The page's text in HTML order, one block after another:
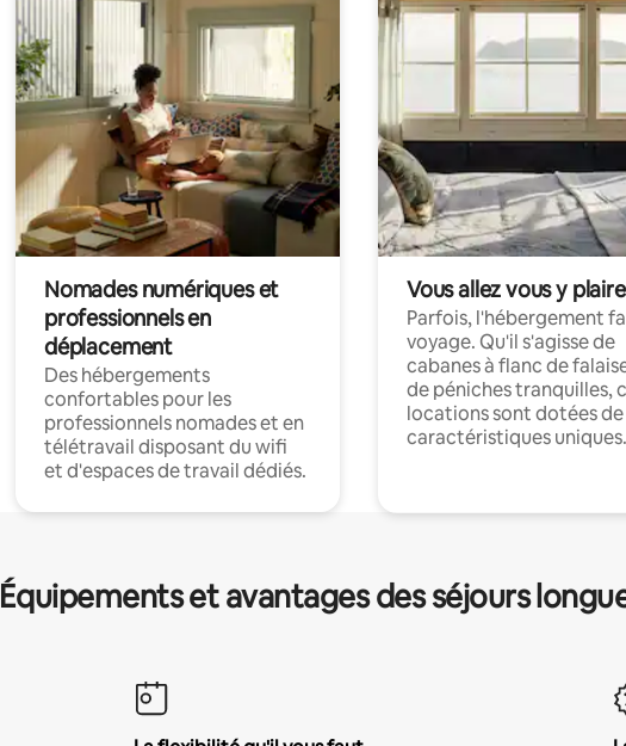
Nomades numériques et
professionnels en
déplacement
Des hébergements
confortables pour les
professionnels nomades et en
télétravail disposant du wifi
et d'espaces de travail dédiés.
Vous allez vous y plaire
Parfois, l'hébergement
voyage. Qu'il s'agisse de
cabanes à flanc de
de péniches tranquilles,
locations sont dotées de
caractéristiques uniques.
Équipements et avantages des séjours